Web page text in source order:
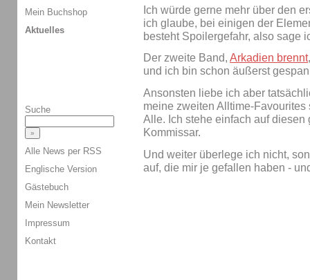
Ich würde gerne mehr über den
ich glaube, bei einigen der
besteht Spoilergefahr, also sage
Der zweite Band, Arkadien brennt
und ich bin schon äußerst
Ansonsten liebe ich aber
meine zweiten Alltime-
Alle. Ich stehe einfach auf
Kommissar.
Und weiter überlege ich nicht,
auf, die mir je gefallen haben -
Mein Buchshop
Aktuelles
Suche
Alle News per RSS
Englische Version
Gästebuch
Mein Newsletter
Impressum
Kontakt